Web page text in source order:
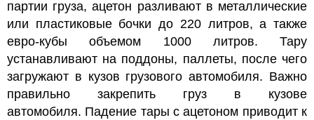
партии груза, ацетон разливают в металлические
или пластиковые бочки до 220 литров, а также
евро-кубы объемом 1000 литров. Тару
устанавливают на поддоны, паллеты, после чего
загружают в кузов грузового автомобиля. Важно
правильно закрепить груз в кузове
автомобиля. Падение тары с ацетоном приводит к